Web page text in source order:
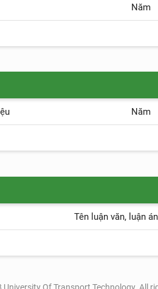
Năm
Năm
Tên luận văn, luận án